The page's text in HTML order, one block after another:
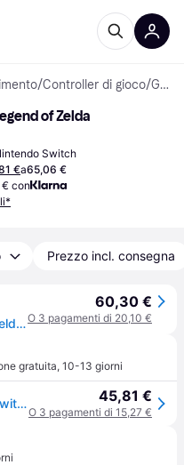
/Controller di gioco/ Gamepad
of Zelda
Switch
€a65,06 €
€ con
Prezzo incl. consegna
Controller Switch senza fili - Zelda (USB-C)
60,30 €
O 3 pagamenti di 20,10 €
gratuita, 10-13 giorni
HORI Wireless Horipad - Zelda (Switch), Controller gaming, Nero 45,81 €
O 3 pagamenti di 15,27 €